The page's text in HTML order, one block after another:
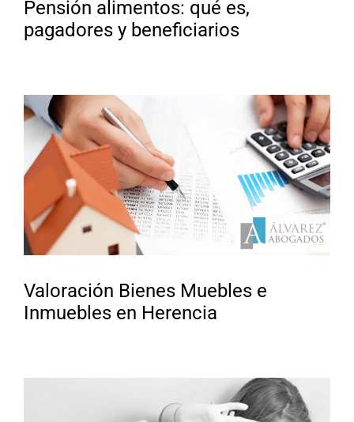
Pensión alimentos: qué es,
pagadores y beneficiarios
Valoración Bienes Muebles e
Inmuebles en Herencia